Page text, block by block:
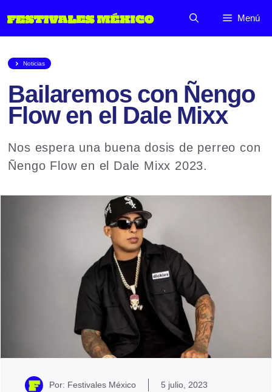
al
Menú
Noticias
Bailaremos con Ñengo
Flow en el Dale Mixx
Nos espera una buena dosis de perreo con
Ñengo Flow en el Dale Mixx 2023.
Por: Festivales México 5 julio, 2023